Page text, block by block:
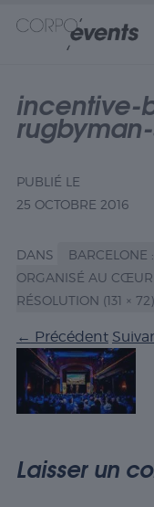
incentive-
PUBLIÉ LE
25 OCTOBRE 2016
DANS
BARCELONE
ORGANISÉ AU
RÉSOLUTION (131 × 72)
← Précédent
Laisser un